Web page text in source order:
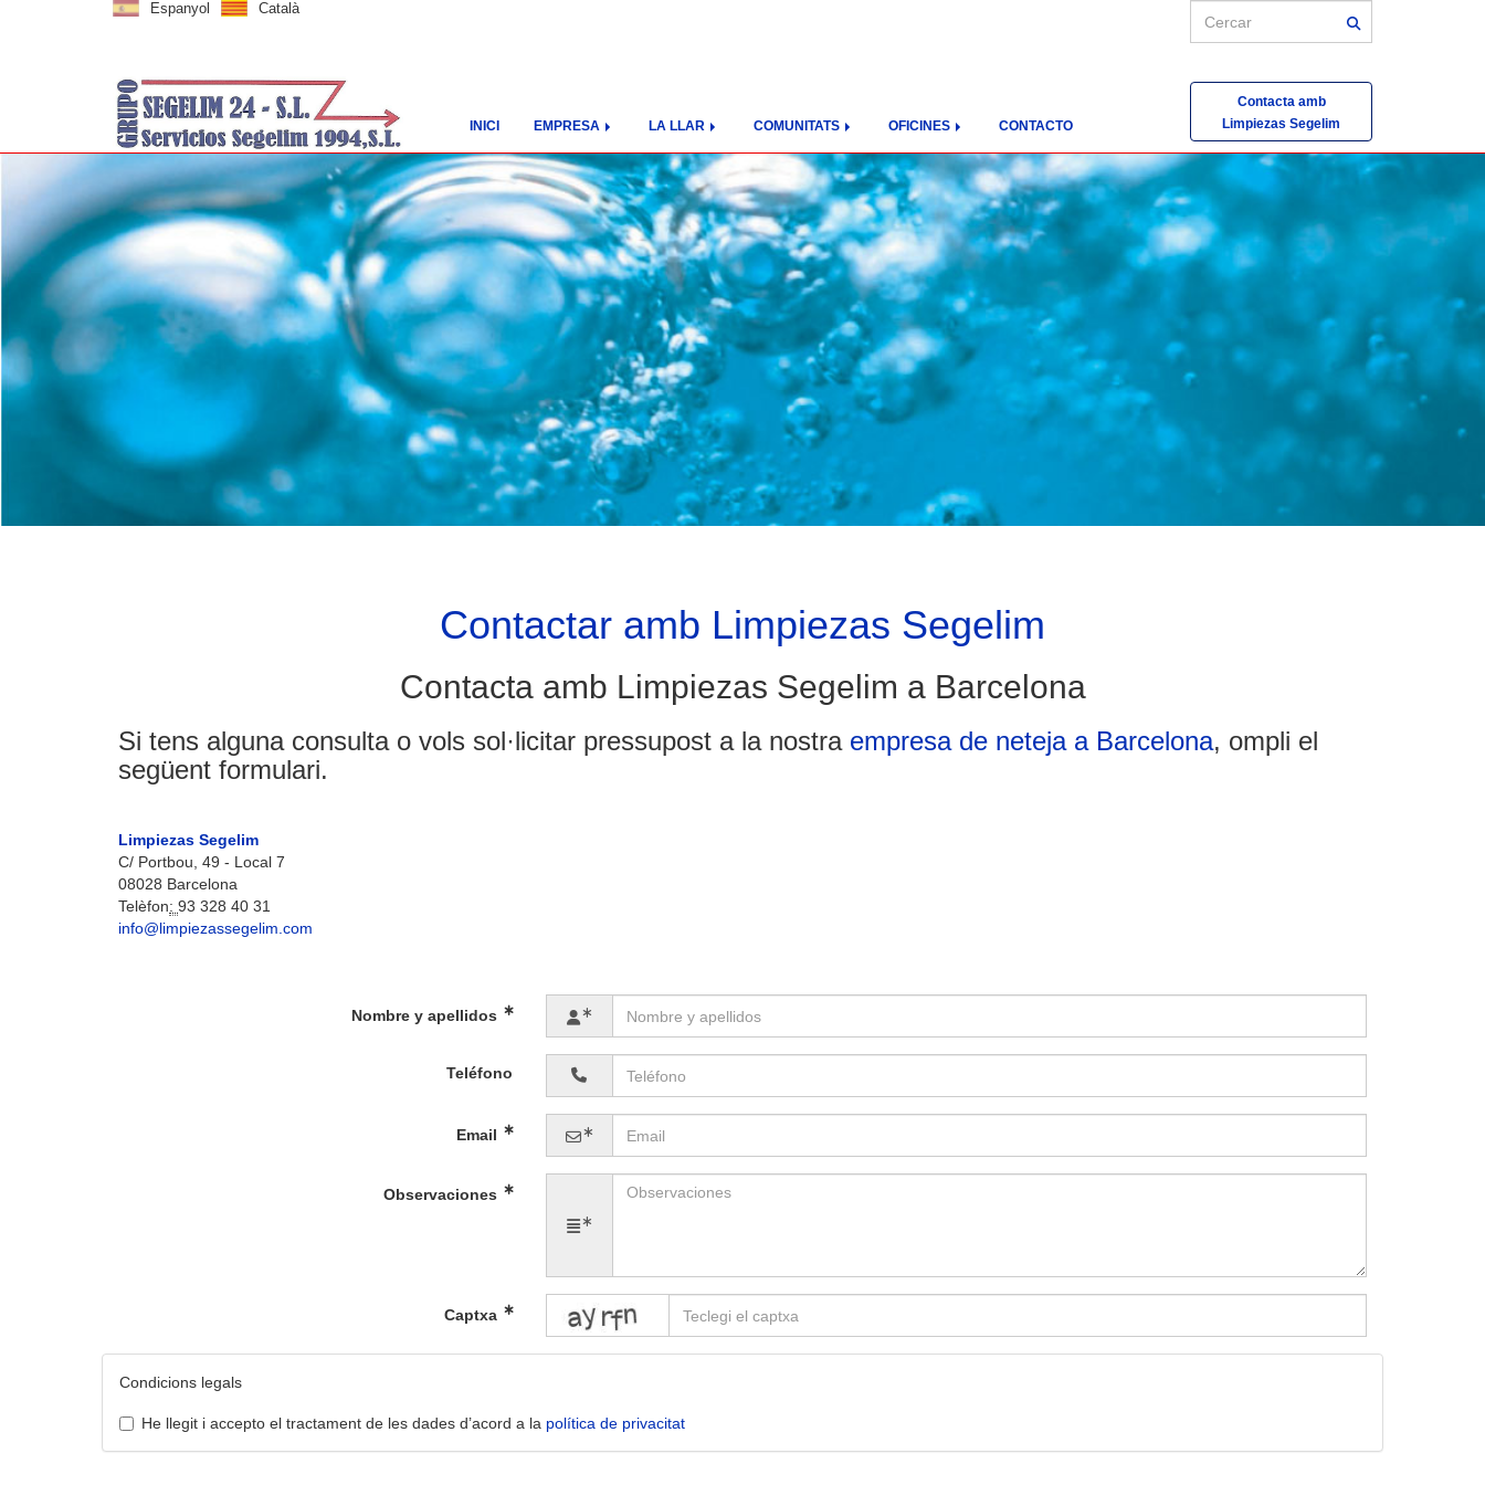
Espanyol Català
INICI EMPRESA LA LLAR COMUNITATS OFICINES CONTACTO
Contacta amb
Limpiezas Segelim
Contactar amb Limpiezas Segelim
Contacta amb Limpiezas Segelim a Barcelona
Si tens alguna consulta o vols sol·licitar pressupost a la nostra empresa de neteja a Barcelona, ompli el
següent formulari.
Limpiezas Segelim
C/ Portbou, 49 - Local 7
08028 Barcelona
Telèfon: 93 328 40 31
info@limpiezassegelim.com
Nombre y apellidos
Teléfono
Email
Observaciones
Captxa
Condicions legals
He llegit i accepto el tractament de les dades d’acord a la política de privacitat